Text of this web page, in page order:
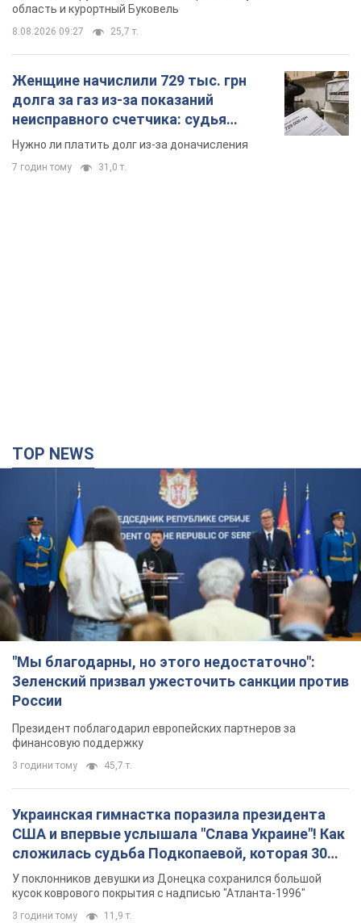
область и курортный Буковель
8.08.2026 09:27 25,7 т.
Женщине начислили 729 тыс. грн
долга за газ из-за показаний
неисправного счетчика: судья
вынес неожиданное решение
Нужно ли платить долг из-за доначисления
7 годин тому 31,0 т.
TOP NEWS
"Мы благодарны, но этого недостаточно":
Зеленский призвал ужесточить санкции против
России
Президент поблагодарил европейских партнеров за
финансовую поддержку
3 години тому 45,7 т.
Украинская гимнастка поразила президента
США и впервые услышала "Слава Украине"! Как
сложилась судьба Подкопаевой, которая 30
лет назад завоевала "золото" Олимпиады
У поклонников девушки из Донецка сохранился большой
кусок коврового покрытия с надписью "Атланта-1996"
3 години тому 11,9 т.